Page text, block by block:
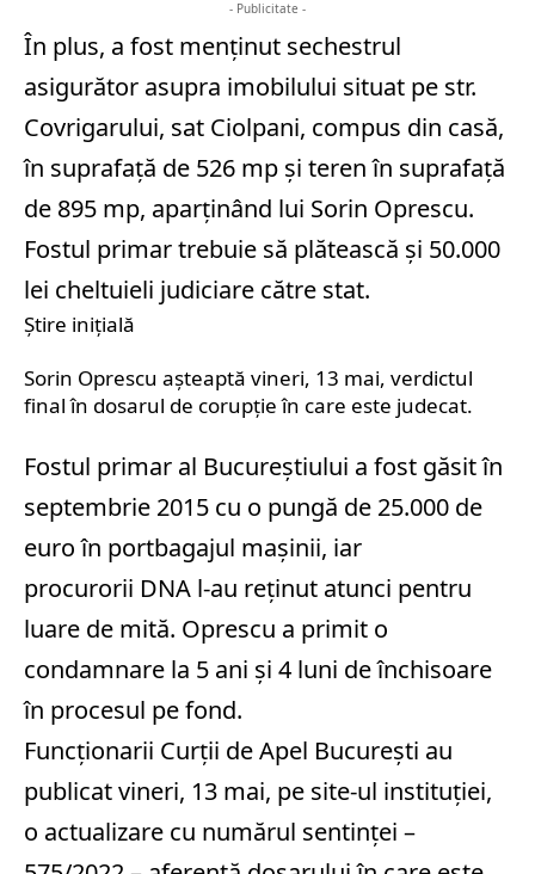
- Publicitate -
În plus, a fost menţinut sechestrul
asigurător asupra imobilului situat pe str.
Covrigarului, sat Ciolpani, compus din casă,
în suprafaţă de 526 mp şi teren în suprafaţă
de 895 mp, aparţinând lui Sorin Oprescu.
Fostul primar trebuie să plătească şi 50.000
lei cheltuieli judiciare către stat.
Știre inițială
Sorin Oprescu așteaptă vineri, 13 mai, verdictul
final în dosarul de corupție în care este judecat.
Fostul primar al Bucureștiului a fost găsit în
septembrie 2015 cu o pungă de 25.000 de
euro în portbagajul mașinii, iar
procurorii DNA l-au reținut atunci pentru
luare de mită. Oprescu a primit o
condamnare la 5 ani și 4 luni de închisoare
în procesul pe fond.
Funcționarii Curții de Apel București au
publicat vineri, 13 mai, pe site-ul instituției,
o actualizare cu numărul sentinței –